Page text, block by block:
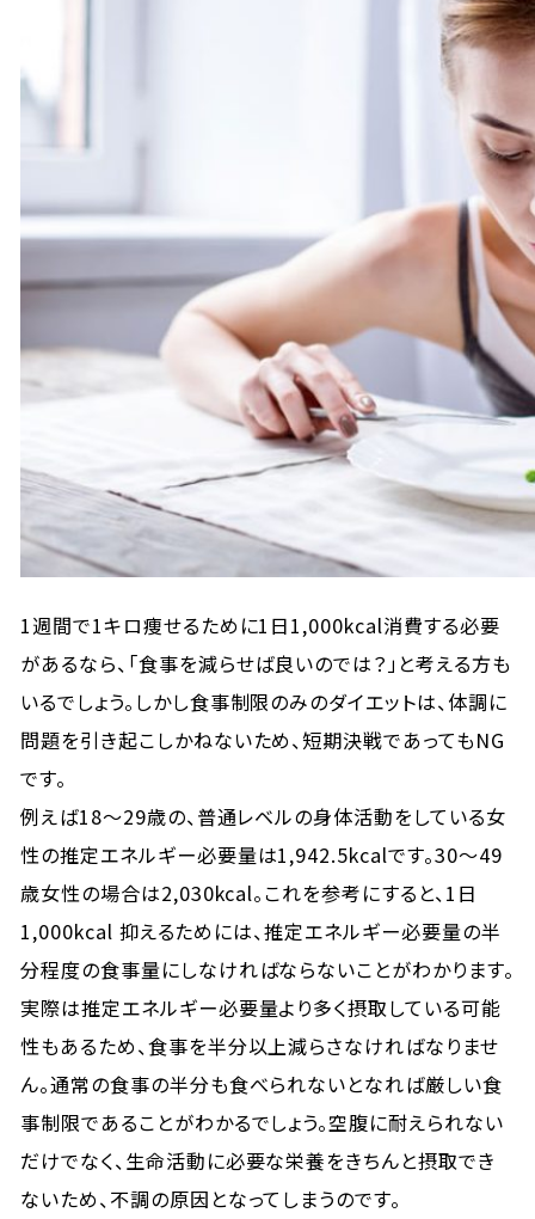
1週間で1キロ痩せるために1日1,000kcal消費する必要
があるなら、「食事を減らせば良いのでは？」と考える方も
いるでしょう。しかし食事制限のみのダイエットは、体調に
問題を引き起こしかねないため、短期決戦であってもNG
です。
例えば18～29歳の、普通レベルの身体活動をしている女
性の推定エネルギー必要量は1,942.5kcalです。30～49
歳女性の場合は2,030kcal。これを参考にすると、1日
1,000kcal 抑えるためには、推定エネルギー必要量の半
分程度の食事量にしなければならないことがわかります。
実際は推定エネルギー必要量より多く摂取している可能
性もあるため、食事を半分以上減らさなければなりませ
ん。通常の食事の半分も食べられないとなれば厳しい食
事制限であることがわかるでしょう。空腹に耐えられない
だけでなく、生命活動に必要な栄養をきちんと摂取でき
ないため、不調の原因となってしまうのです。